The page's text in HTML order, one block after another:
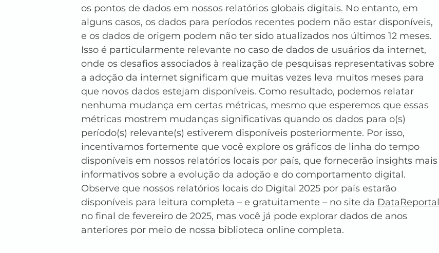
os pontos de dados em nossos relatórios globais digitais. No entanto, em
alguns casos, os dados para períodos recentes podem não estar disponíveis,
e os dados de origem podem não ter sido atualizados nos últimos 12 meses.
Isso é particularmente relevante no caso de dados de usuários da internet,
onde os desafios associados à realização de pesquisas representativas sobre
a adoção da internet significam que muitas vezes leva muitos meses para
que novos dados estejam disponíveis. Como resultado, podemos relatar
nenhuma mudança em certas métricas, mesmo que esperemos que essas
métricas mostrem mudanças significativas quando os dados para o(s)
período(s) relevante(s) estiverem disponíveis posteriormente. Por isso,
incentivamos fortemente que você explore os gráficos de linha do tempo
disponíveis em nossos relatórios locais por país, que fornecerão insights mais
informativos sobre a evolução da adoção e do comportamento digital.
Observe que nossos relatórios locais do Digital 2025 por país estarão
disponíveis para leitura completa – e gratuitamente – no site da DataReportal
no final de fevereiro de 2025, mas você já pode explorar dados de anos
anteriores por meio de nossa biblioteca online completa.